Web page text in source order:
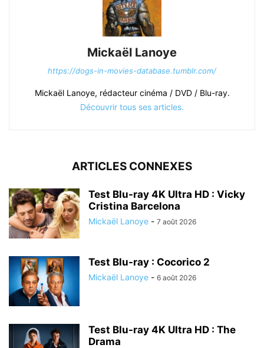
Mickaël Lanoye
https://dogs-in-movies-database.tumblr.com/
Mickaël Lanoye, rédacteur cinéma / DVD / Blu-ray.
Découvrir tous ses articles.
ARTICLES CONNEXES
Test Blu-ray 4K Ultra HD : Vicky
Cristina Barcelona
Mickaël Lanoye - 7 août 2026
Test Blu-ray : Cocorico 2
Mickaël Lanoye - 6 août 2026
Test Blu-ray 4K Ultra HD : The
Drama